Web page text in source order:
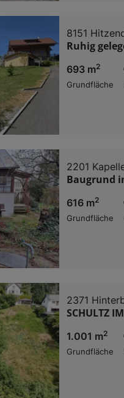
8151
Ruhig
693 m2
Grundfläche
2201
Baugrund
616 m2
Grundfläche
2371
SCHULTZ
1.001 m2
Grundfläche